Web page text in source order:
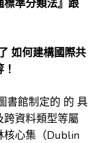
標準分類法』跟
如何建構國際共
書館制定的 的 具
資料類型等屬
核心集（Dublin